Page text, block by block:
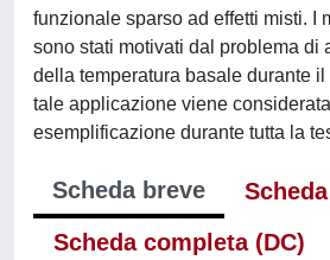
funzionale sparso ad effetti misti. I
sono stati motivati dal problema di
della temperatura basale durante
tale applicazione viene
esemplificazione durante tutta la
Scheda breve
Scheda completa (DC)